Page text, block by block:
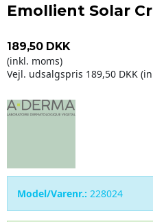
Emollient Solar
189,50 DKK
(inkl. moms)
Vejl. udsalgspris 189,50 DKK
Model/Varenr.: 228024